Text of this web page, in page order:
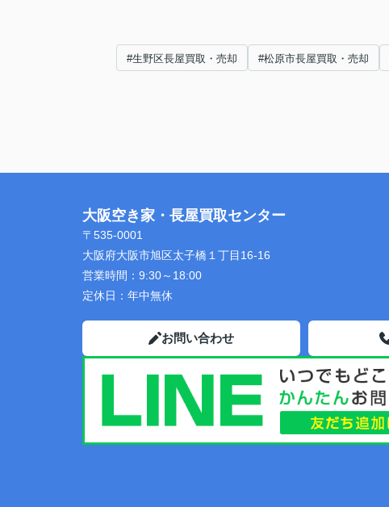
#生野区長屋買取・売却 #松原市長屋買取・売却
大阪空き家・長屋買取センター
〒535-0001
大阪府大阪市旭区太子橋１丁目16-16
営業時間： 9:30～18:00
定休日： 年中無休
お問い合わせ